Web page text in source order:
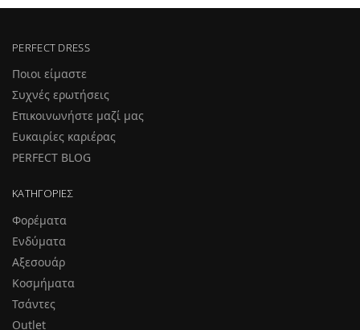
PERFECT DRESS
Ποιοι είμαστε
Συχνές ερωτήσεις
Επικοινωνήστε μαζί μας
Ευκαιρίες καριέρας
PERFECT BLOG
ΚΑΤΗΓΟΡΊΕΣ
Φορέματα
Ενδύματα
Αξεσουάρ
Κοσμήματα
Τσάντες
Outlet